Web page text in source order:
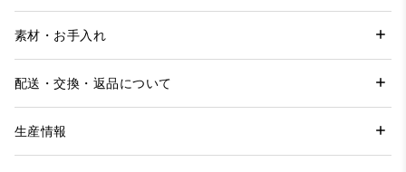
素材・お手入れ
配送・交換・返品について
生産情報